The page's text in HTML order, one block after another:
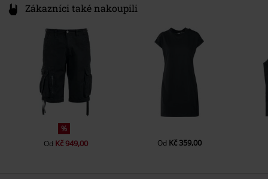
Zákazníci také nakoupili
%
Od Kč 949,00 Od Kč 359,00